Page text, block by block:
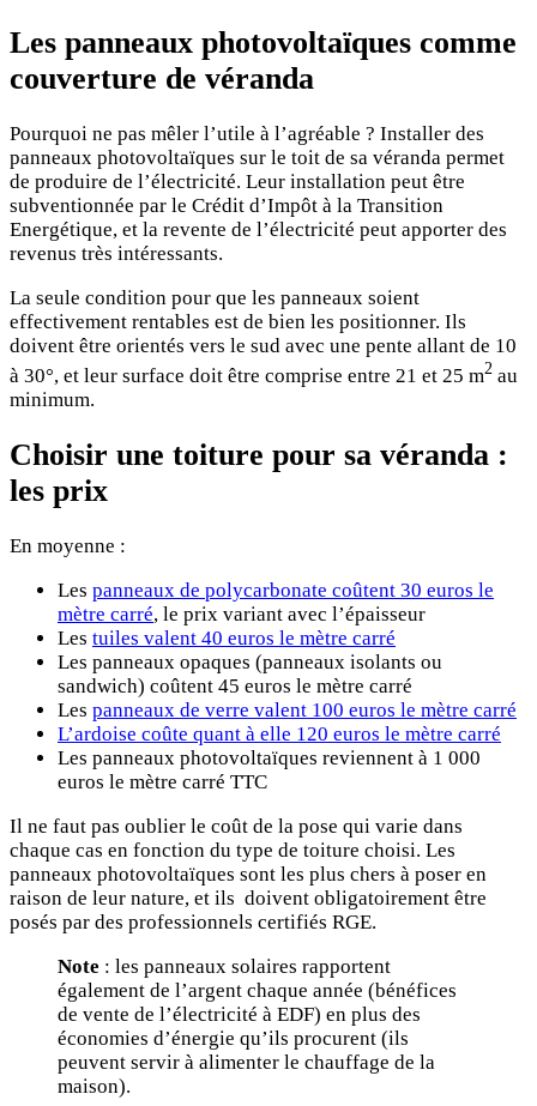
Les panneaux photovoltaïques comme
couverture de véranda
Pourquoi ne pas mêler l’utile à l’agréable ? Installer des
panneaux photovoltaïques sur le toit de sa véranda permet
de produire de l’électricité. Leur installation peut être
subventionnée par le Crédit d’Impôt à la Transition
Energétique, et la revente de l’électricité peut apporter des
revenus très intéressants.
La seule condition pour que les panneaux soient
effectivement rentables est de bien les positionner. Ils
doivent être orientés vers le sud avec une pente allant de 10
à 30°, et leur surface doit être comprise entre 21 et 25 m2 au
minimum.
Choisir une toiture pour sa véranda :
les prix
En moyenne :
Les panneaux de polycarbonate coûtent 30 euros le
mètre carré, le prix variant avec l’épaisseur
Les tuiles valent 40 euros le mètre carré
Les panneaux opaques (panneaux isolants ou
sandwich) coûtent 45 euros le mètre carré
Les panneaux de verre valent 100 euros le mètre carré
L’ardoise coûte quant à elle 120 euros le mètre carré
Les panneaux photovoltaïques reviennent à 1 000
euros le mètre carré TTC
Il ne faut pas oublier le coût de la pose qui varie dans
chaque cas en fonction du type de toiture choisi. Les
panneaux photovoltaïques sont les plus chers à poser en
raison de leur nature, et ils doivent obligatoirement être
posés par des professionnels certifiés RGE.
Note : les panneaux solaires rapportent
également de l’argent chaque année (bénéfices
de vente de l’électricité à EDF) en plus des
économies d’énergie qu’ils procurent (ils
peuvent servir à alimenter le chauffage de la
maison).